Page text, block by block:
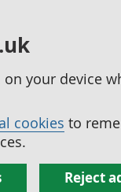
your device
cookies to
Reject